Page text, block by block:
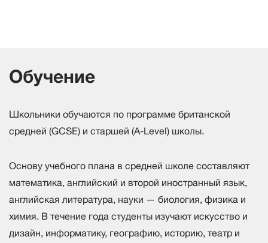
Обучение
Школьники обучаются по программе британской
средней (GCSE) и старшей (A-Level) школы.
Основу учебного плана в средней школе составляют
математика, английский и второй иностранный язык,
английская литература, науки — биология, физика и
химия. В течение года студенты изучают искусство и
дизайн, информатику, географию, историю, театр и